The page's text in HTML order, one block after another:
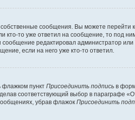
сообщения. Вы можете перейти
кто-то уже ответил на сообщение, то под
редактировал администратор
если на него уже кто-то ответил.
флажком пункт Присоединить подпись в
соответствующий выбор в параграфе
убрав флажок Присоединить